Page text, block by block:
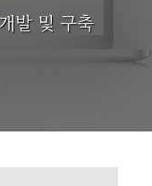
발 및 구축